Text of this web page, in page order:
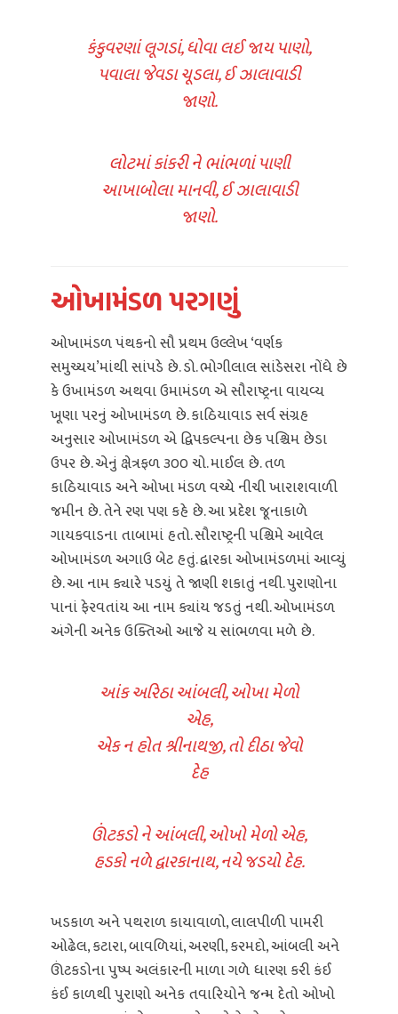
કંકુવરણાં લૂગડાં, ધોવા લઈ જાય પાણો,
પવાલા જેવડા ચૂડલા, ઈ ઝાલાવાડી
જાણો.
લોટમાં કાંકરી ને ભાંભળાં પાણી
આખાબોલા માનવી, ઈ ઝાલાવાડી
જાણો.
ઓખામંડળ પરગણું
ઓખામંડળ પંથકનો સૌ પ્રથમ ઉલ્લેખ ‘વર્ણક
સમુચ્ચય’માંથી સાંપડે છે. ડો. ભોગીલાલ સાંડેસરા નોંધે છે
કે ઉખામંડળ અથવા ઉમામંડળ એ સૌરાષ્ટ્રના વાયવ્ય
ખૂણા પરનું ઓખામંડળ છે. કાઠિયાવાડ સર્વ સંગ્રહ
અનુસાર ઓખામંડળ એ દ્વિપકલ્પના છેક પશ્ચિમ છેડા
ઉપર છે. એનું ક્ષેત્રફળ ૩૦૦ ચો. માઈલ છે. તળ
કાઠિયાવાડ અને ઓખા મંડળ વચ્ચે નીચી ખારાશવાળી
જમીન છે. તેને રણ પણ કહે છે. આ પ્રદેશ જૂનાકાળે
ગાયકવાડના તાબામાં હતો. સૌરાષ્ટ્રની પશ્ચિમે આવેલ
ઓખામંડળ અગાઉ બેટ હતું. દ્વારકા ઓખામંડળમાં આવ્યું
છે. આ નામ ક્યારે પડયું તે જાણી શકાતું નથી. પુરાણોના
પાનાં ફેરવતાંય આ નામ ક્યાંય જડતું નથી. ઓખામંડળ
અંગેની અનેક ઉક્તિઓ આજે ય સાંભળવા મળે છે.
આંક અરિઠા આંબલી, ઓખા મેળો
એહ,
એક ન હોત શ્રીનાથજી, તો દીઠા જેવો
દેહ
ઊંટકડો ને આંબલી, ઓખો મેળો એહ,
હડકો નળે દ્વારકાનાથ, નયે જડયો દેહ.
ખડકાળ અને પથરાળ કાયાવાળો, લાલપીળી પામરી
ઓઢેલ, કટારા, બાવળિયાં, અરણી, કરમદો, આંબલી અને
ઊંટકડોના પુષ્પ અલંકારની માળા ગળે ધારણ કરી કંઈ
કંઈ કાળથી પુરાણો અનેક તવારિયોને જન્મ દેતો ઓખો